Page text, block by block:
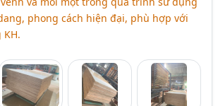
phong cách hiện đại, phù hợp với